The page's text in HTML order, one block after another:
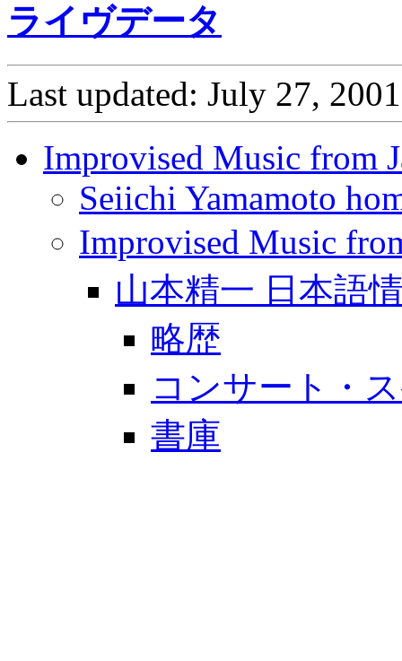
ライヴデータ
Last updated: July 27, 2001
Improvised Music from
Seiichi Yamamoto
Improvised Music
山本精一 日本語
略歴
コンサート・
書庫